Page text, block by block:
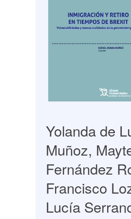
Yolanda de
Muñoz,
Fernández
Francisco
Lucía